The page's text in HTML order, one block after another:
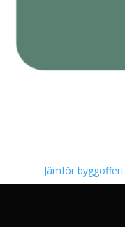
Jämför byggoffert